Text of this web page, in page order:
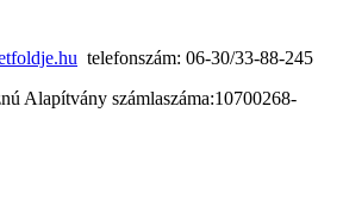
telefonszám: 06-30/33-88-245
Alapítvány számlaszáma:10700268-